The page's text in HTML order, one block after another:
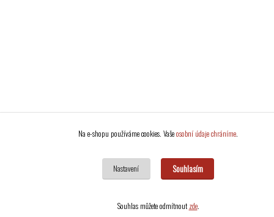
Na e-shopu používáme cookies. Vašeosobní údaje chráníme.
Nastavení Souhlasím
Souhlas můžete odmítnoutzde.